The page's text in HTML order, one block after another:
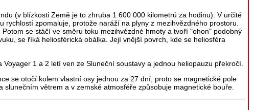
(v blízkosti Země je to zhruba 1 600 000 kilometrů za hodinu). V určité
zpomaluje, protože naráží na plyny z mezihvězdného prostoru.
se stáčí ve směru toku mezihvězdné hmoty a tvoří "ohon" podobný
se říká heliosférická obálka. Její vnější povrch, kde se heliosféra
1 a 2 letí ven ze Sluneční soustavy a jednou heliopauzu překročí.
se otočí kolem vlastní osy jednou za 27 dní, proto se magnetické pole
větrem a v zemské atmosféře způsobuje magnetické bouře.